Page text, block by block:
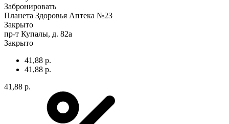
Забронировать
Планета Здоровья Аптека №23
Закрыто
пр-т Купалы, д. 82а
Закрыто
41,88 р.
41,88 р.
41,88 р.